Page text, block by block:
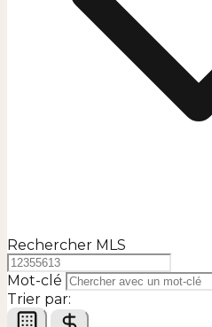
Rechercher MLS
Mot-clé
Trier par: